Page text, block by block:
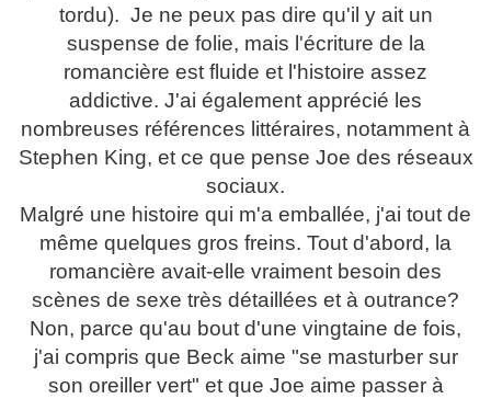
tordu). Je ne peux pas dire qu'il y ait un
suspense de folie, mais l'écriture de la
romancière est fluide et l'histoire assez
addictive. J'ai également apprécié les
nombreuses références littéraires, notamment à
Stephen King, et ce que pense Joe des réseaux
sociaux.
Malgré une histoire qui m'a emballée, j'ai tout de
même quelques gros freins. Tout d'abord, la
romancière avait-elle vraiment besoin des
scènes de sexe très détaillées et à outrance?
Non, parce qu'au bout d'une vingtaine de fois,
j'ai compris que Beck aime "se masturber sur
son oreiller vert" et que Joe aime passer à